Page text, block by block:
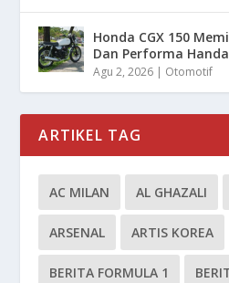
Honda CGX 150
Dan Performa
Agu 2, 2026 | Otomotif
ARTIKEL TAG
AC MILAN AL GHAZALI
ARSENAL ARTIS KOREA
BERITA FORMULA 1